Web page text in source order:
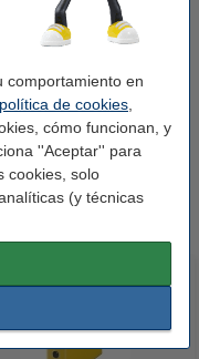
comportamiento en
política de cookies
cómo funcionan, y
''Aceptar'' para
cookies, solo
(y técnicas